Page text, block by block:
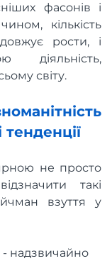
фасонів і
кількість
рости, і
світу.
тенденції
не просто
такі
взуття у
- надзвичайно